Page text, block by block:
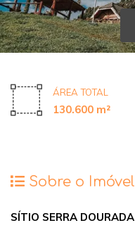
ÁREA TOTAL
130.600 m²
Sobre o Imóvel
SÍTIO SERRA DOURADA